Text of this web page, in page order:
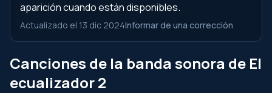
aparición cuando están disponibles.
Actualizado el 13 dic 2024Informar de una corrección
Canciones de la banda sonora de El
ecualizador 2